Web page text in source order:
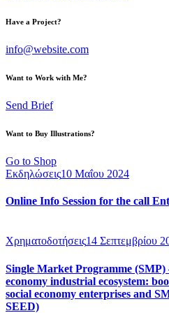
Have a Project?
info@website.com
Want to Work with Me?
Send Brief
Want to Buy Illustrations?
Go to Shop
Εκδηλώσεις10 Μαΐου 2024
Online Info Session for the call
Χρηματοδοτήσεις14 Σεπτεμβρίου
Single Market Programme
economy industrial ecosystem:
social economy enterprises and
SEED)